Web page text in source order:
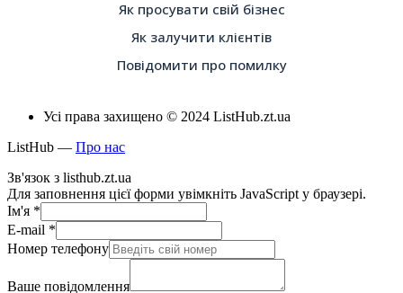
Як просувати свій бізнес
Як залучити клієнтів
Повідомити про помилку
Усі права захищено © 2024 ListHub.zt.ua
ListHub — Про нас
Зв'язок з listhub.zt.ua
Для заповнення цієї форми увімкніть JavaScript у браузері.
Ім'я *
E-mail *
Номер телефону
Ваше повідомлення